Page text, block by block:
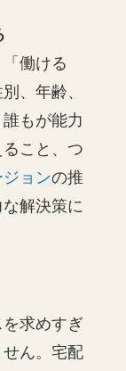
働ける
、年齢、
もが能力
こと、つ
ジョンの推
解決策に
求めすぎ
ん。宅配